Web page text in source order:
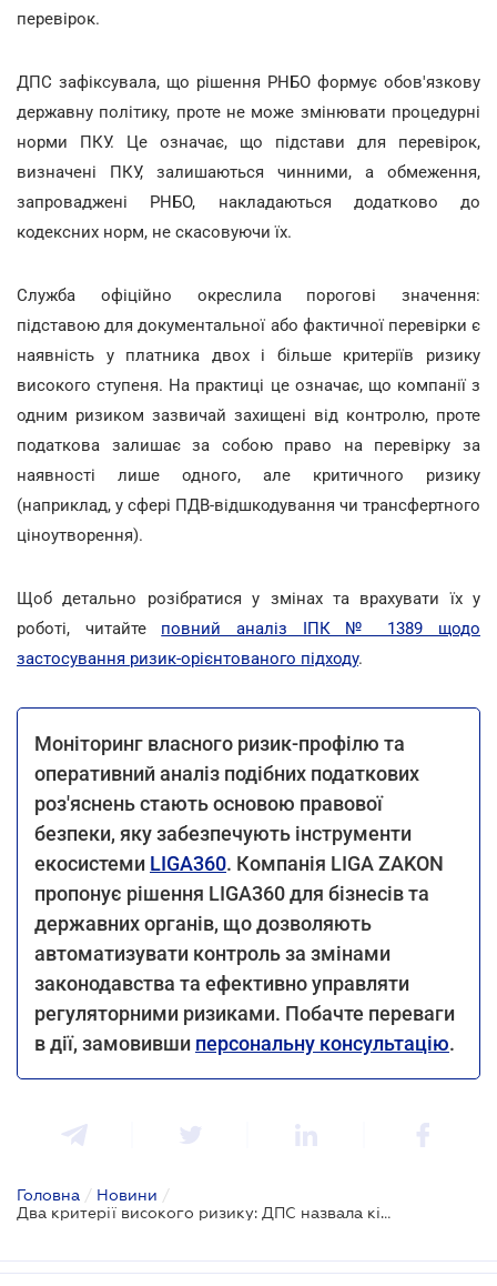
перевірок.
ДПС зафіксувала, що рішення РНБО формує обов'язкову
державну політику, проте не може змінювати процедурні
норми ПКУ. Це означає, що підстави для перевірок,
визначені ПКУ, залишаються чинними, а обмеження,
запроваджені РНБО, накладаються додатково до
кодексних норм, не скасовуючи їх.
Служба офіційно окреслила порогові значення:
підставою для документальної або фактичної перевірки є
наявність у платника двох і більше критеріїв ризику
високого ступеня. На практиці це означає, що компанії з
одним ризиком зазвичай захищені від контролю, проте
податкова залишає за собою право на перевірку за
наявності лише одного, але критичного ризику
(наприклад, у сфері ПДВ-відшкодування чи трансфертного
ціноутворення).
Щоб детально розібратися у змінах та врахувати їх у
роботі, читайте повний аналіз ІПК № 1389 щодо
застосування ризик-орієнтованого підходу.
Моніторинг власного ризик-профілю та
оперативний аналіз подібних податкових
роз'яснень стають основою правової
безпеки, яку забезпечують інструменти
екосистеми LIGA360. Компанія LIGA ZAKON
пропонує рішення LIGA360 для бізнесів та
державних органів, що дозволяють
автоматизувати контроль за змінами
законодавства та ефективно управляти
регуляторними ризиками. Побачте переваги
в дії, замовивши персональну консультацію.
Головна / Новини /
Два критерії високого ризику: ДПС назвала кількісні параметри для призначення податкової перевірки